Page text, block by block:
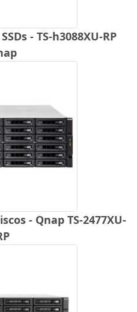
- TS-h3088XU-RP
- Qnap TS-2477XU-